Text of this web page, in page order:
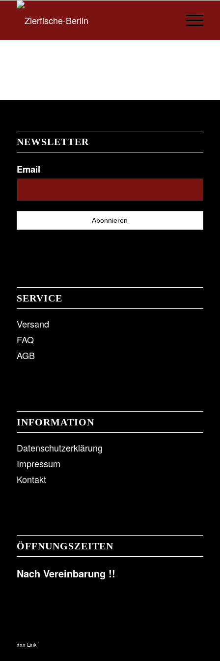
NEWSLETTER
Email
SERVICE
Versand
FAQ
AGB
INFORMATION
Datenschutzerklärung
Impressum
Kontakt
ÖFFNUNGSZEITEN
Nach Vereinbarung !!
xxx Link